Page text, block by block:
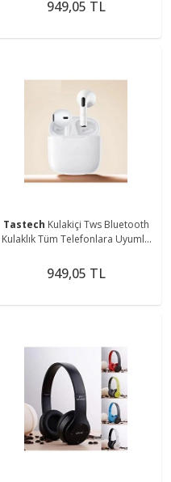
949,05 TL
Tastech Kulakiçi Tws Bluetooth
Kulaklık Tüm Telefonlara Uyumlu
949,05 TL